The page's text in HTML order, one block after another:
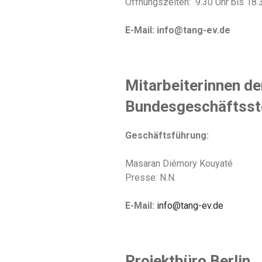
E-Mail: info@tang-ev.de
Mitarbeiterinnen
Geschäftsführung:
Masaran Diémory Kouyaté
Presse: N.N.
E-Mail: info@tang-ev.de